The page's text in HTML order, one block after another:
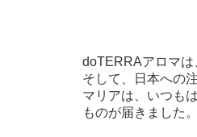
doTERRAアロマは
そして、日本への
マリアは、いつも
ものが届きました。